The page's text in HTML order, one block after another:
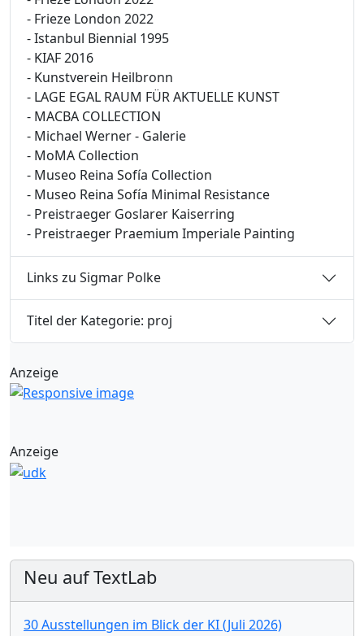
- Frieze London 2022
- Istanbul Biennial 1995
- KIAF 2016
- Kunstverein Heilbronn
- LAGE EGAL RAUM FÜR AKTUELLE KUNST
- MACBA COLLECTION
- Michael Werner - Galerie
- MoMA Collection
- Museo Reina Sofía Collection
- Museo Reina Sofía Minimal Resistance
- Preistraeger Goslarer Kaiserring
- Preistraeger Praemium Imperiale Painting
Links zu Sigmar Polke
Titel der Kategorie: proj
Anzeige
Anzeige
Neu auf TextLab
30 Ausstellungen im Blick der KI (Juli 2026)